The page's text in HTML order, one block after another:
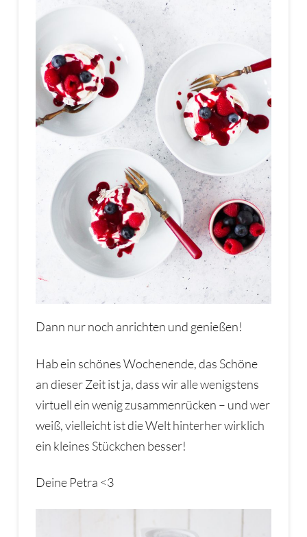
Dann nur noch anrichten und genießen!
Hab ein schönes Wochenende, das Schöne
an dieser Zeit ist ja, dass wir alle wenigstens
virtuell ein wenig zusammenrücken – und wer
weiß, vielleicht ist die Welt hinterher wirklich
ein kleines Stückchen besser!
Deine Petra <3